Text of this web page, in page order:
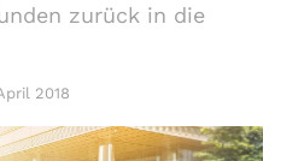
zurück in die
2018